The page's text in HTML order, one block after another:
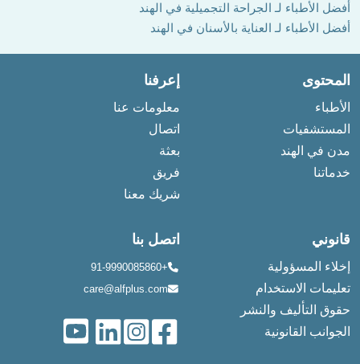
أفضل الأطباء لـ الجراحة التجميلية في الهند
أفضل الأطباء لـ العناية بالأسنان في الهند
المحتوى
الأطباء
المستشفيات
مدن في الهند
خدماتنا
إعرفنا
معلومات عنا
اتصال
بعثة
فريق
شريك معنا
قانوني
إخلاء المسؤولية
تعليمات الاستخدام
حقوق التأليف والنشر
الجوانب القانونية
اتصل بنا
+91-9990085860
care@alfplus.com